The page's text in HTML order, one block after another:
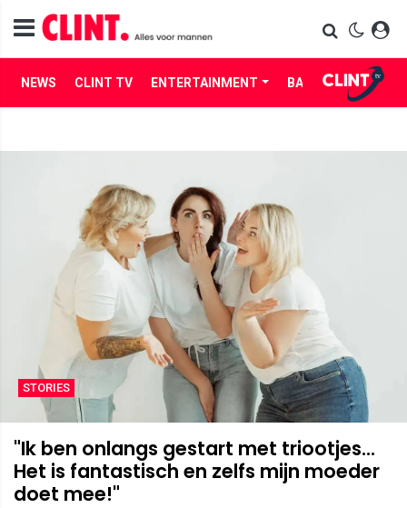
NEWS CLINT TV ENTERTAINMENT BABES LIFE
STORIES
"Ik ben onlangs gestart met triootjes...
Het is fantastisch en zelfs mijn moeder
doet mee!"